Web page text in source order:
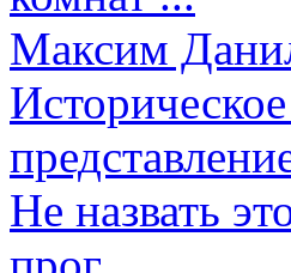
Максим
Не назвать